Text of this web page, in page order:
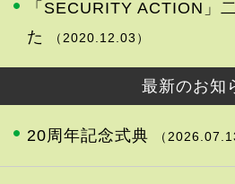
「SECURITY ACTION」
た
（2020.12.03）
最新のお知
20周年記念式典 （